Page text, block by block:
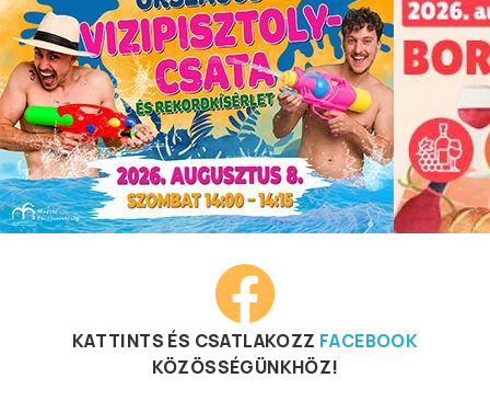
KATTINTS ÉS CSATLAKOZZ FACEBOOK
KÖZÖSSÉGÜNKHÖZ!